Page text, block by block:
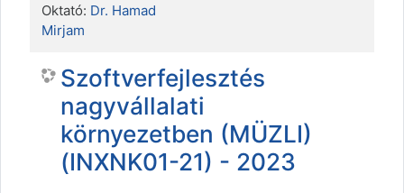
Oktató: Dr. Hamad
Mirjam
Szoftverfejlesztés
nagyvállalati
környezetben (MÜZLI)
(INXNK01-21) - 2023